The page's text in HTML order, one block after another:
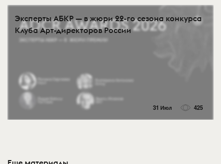
Эксперты АБКР — в жюри 22-го сезона конкурса
Клуба Арт-директоров России
31 Июл 425